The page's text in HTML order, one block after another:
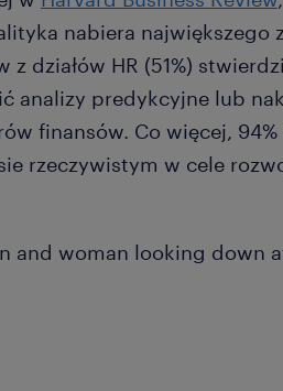
nabiera największego
z działów HR (51%)
analizy predykcyjne lub
finansów. Co więcej,
rzeczywistym w cele